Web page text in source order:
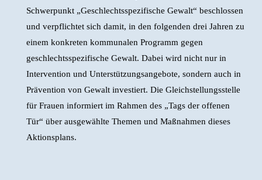
Schwerpunkt „Geschlechtsspezifische Gewalt“ beschlossen
und verpflichtet sich damit, in den folgenden drei Jahren zu
einem konkreten kommunalen Programm gegen
geschlechtsspezifische Gewalt. Dabei wird nicht nur in
Intervention und Unterstützungsangebote, sondern auch in
Prävention von Gewalt investiert. Die Gleichstellungsstelle
für Frauen informiert im Rahmen des „Tags der offenen
Tür“ über ausgewählte Themen und Maßnahmen dieses
Aktionsplans.